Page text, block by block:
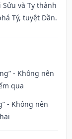
và Tỵ thành
Tý, tuyệt Dần.
- Không nên
qua
- Không nên